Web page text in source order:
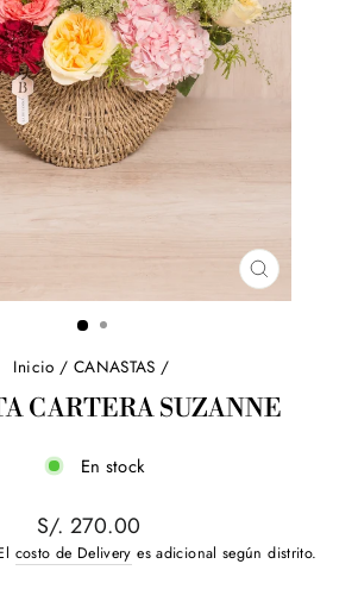
CERRAR
(ESC)
Inicio / CANASTAS /
CARTERA SUZANNE
En stock
Precio
habitual
S/. 270.00
costo de Delivery es adicional según distrito.